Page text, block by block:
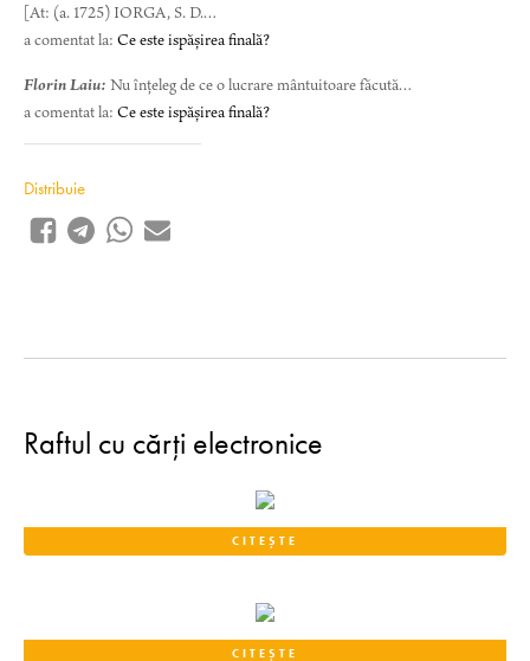
[At: (a. 1725) IORGA, S. D.…
a comentat la: Ce este ispășirea finală?
Florin Laiu: Nu înțeleg de ce o lucrare mântuitoare făcută…
a comentat la: Ce este ispășirea finală?
Distribuie
Raftul cu cărți electronice
CITEȘTE
CITEȘTE